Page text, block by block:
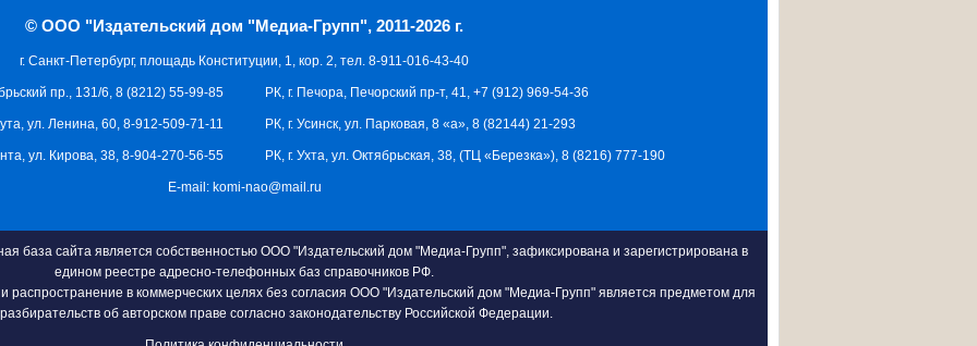
© ООО "Издательский дом "Медиа-Групп", 2011-2026 г.
г. Санкт-Петербург, площадь Конституции, 1, кор. 2, тел. 8-911-016-43-40
РК, г. Печора, Печорский пр-т, 41, +7 (912) 969-54-36
РК, г. Усинск, ул. Парковая, 8 «а», 8 (82144) 21-293
РК, г. Ухта, ул. Октябрьская, 38, (ТЦ «Березка»), 8 (8216) 777-190
пр., 131/6, 8 (8212) 55-99-85
ул. Ленина, 60, 8-912-509-71-11
ул. Кирова, 38, 8-904-270-56-55
E-mail: komi-nao@mail.ru
база сайта является собственностью ООО "Издательский дом "Медиа-Групп", зафиксирована и зарегистрирована в
едином реестре адресно-телефонных баз справочников РФ.
распространение в коммерческих целях без согласия ООО "Издательский дом "Медиа-Групп" является предметом для
об авторском праве согласно законодательству Российской Федерации.